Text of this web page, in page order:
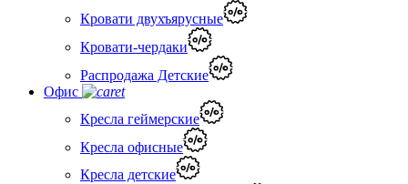
Кровати двухъярусные
Кровати-чердаки
Распродажа Детские
Офис
Кресла геймерские
Кресла офисные
Кресла детские